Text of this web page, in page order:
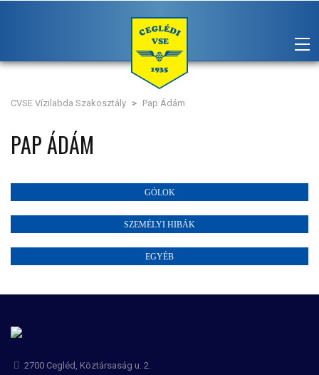
CVSE Vízilabda Szakosztály > Pap Ádám
PAP ÁDÁM
GÓLOK
SZEMÉLYI HIBÁK
EGYÉB
2700 Cegléd, Köztársaság u. 2.